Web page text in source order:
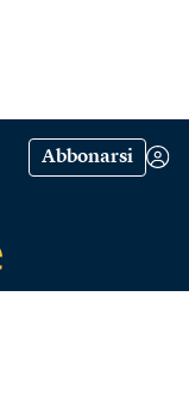
Abbonarsi